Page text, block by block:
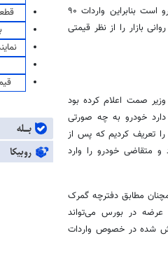
آنطور که کارشناسان اعلام می‌کنند این تقاضای انباشته بین ۶۰۰ تا ۷۰۰ هزار دستگاه خودرو است بنابراین واردات ۹۰
بازار را از نظر قیمتی
صمت اعلام کرده بود
خودرو به چه صورتی
را تعریف کردیم که پس از
متقاضی خودرو را وارد
مطابق دفترچه گمرک
در بورس می‌تواند
شده در خصوص واردات